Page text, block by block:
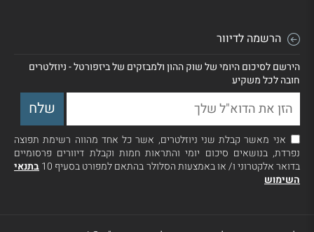
הרשמה לדיוור
הירשם לסיכום היומי של שוק ההון ולמבזקים של ביזפורטל - ניוזלטרים
חובה לכל משקיע
אני מאשר קבלת שני ניוזלטרים, אשר כל אחד מהווה רשימת תפוצה
נפרדת, בנושאים סיכום יומי והתראות חמות וקבלת דיוורים פרסומיים
בדואר אלקטרוני ו/ או באמצעות הסלולר בהתאם למפורט בסעיף 10
בתנאי
השימוש